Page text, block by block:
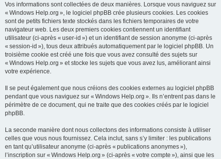
e
Vos informations sont collectées de deux manières. Lorsque vous naviguez sur
« Windows Help.org », le logiciel phpBB crée plusieurs cookies. Les cookies
sont de petits fichiers texte stockés dans les fichiers temporaires de votre
navigateur web. Les deux premiers cookies contiennent un identifiant
utilisateur (ci-après « user-id ») et un identifiant de session anonyme (ci-après
« session-id »), tous deux attribués automatiquement par le logiciel phpBB. Un
troisième cookie est créé une fois que vous avez consulté des sujets sur
« Windows Help.org » et stocke les sujets que vous avez lus, améliorant ainsi
votre expérience.
Il se peut également que nous créions des cookies externes au logiciel phpBB
pendant que vous naviguez sur « Windows Help.org ». Ils n’entrent pas dans le
périmètre de ce document, qui ne traite que des cookies créés par le logiciel
phpBB.
La seconde manière dont nous collectons des informations consiste à utiliser
celles que vous nous fournissez. Cela inclut, sans s’y limiter : les publications
en tant qu’utilisateur anonyme (ci-après « publications anonymes »),
l’inscription sur « Windows Help.org » (ci-après « votre compte »), ainsi que les